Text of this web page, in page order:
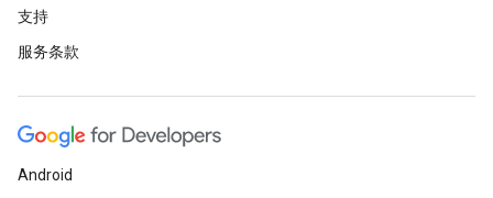
支持
服务条款
Android